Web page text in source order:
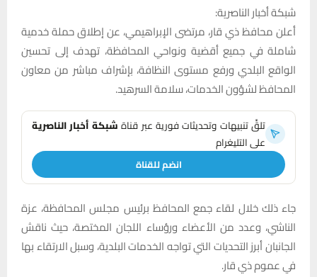
شبكة أخبار الناصرية:
أعلن محافظ ذي قار، مرتضى الإبراهيمي، عن إطلاق حملة خدمية
شاملة في جميع أقضية ونواحي المحافظة، تهدف إلى تحسين
الواقع البلدي ورفع مستوى النظافة، بإشراف مباشر من معاون
المحافظ لشؤون الخدمات، سلامة السرهيد.
تلقَّ تنبيهات وتحديثات فورية عبر قناةشبكة أخبار الناصرية
على التليغرام
انضم للقناة
جاء ذلك خلال لقاء جمع المحافظ برئيس مجلس المحافظة، عزة
الناشي، وعدد من الأعضاء ورؤساء اللجان المختصة، حيث ناقش
الجانبان أبرز التحديات التي تواجه الخدمات البلدية، وسبل الارتقاء بها
في عموم ذي قار.